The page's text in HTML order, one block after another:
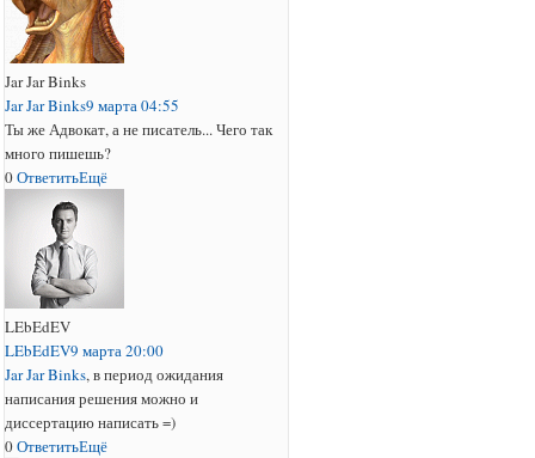
Jar Jar Binks
Jar Jar Binks9 марта 04:55
Ты же Адвокат, а не писатель... Чего так
много пишешь?
0ОтветитьЕщё
LEbEdEV
LEbEdEV9 марта 20:00
Jar Jar Binks, в период ожидания
написания решения можно и
диссертацию написать =)
0ОтветитьЕщё